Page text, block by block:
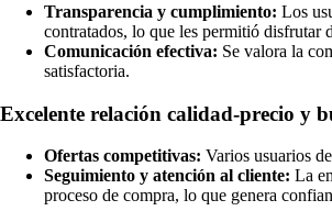
Transparencia y cumplimiento: Los
contratados, lo que les permitió disfrutar
Comunicación efectiva: Se valora la
satisfactoria.
Excelente relación calidad-precio y
Ofertas competitivas: Varios usuarios
Seguimiento y atención al cliente: La
proceso de compra, lo que genera